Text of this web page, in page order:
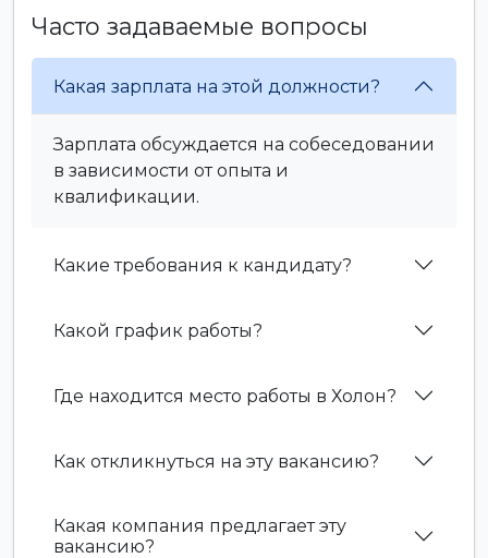
Часто задаваемые вопросы
Какая зарплата на этой должности?
Зарплата обсуждается на собеседовании
в зависимости от опыта и
квалификации.
Какие требования к кандидату?
Какой график работы?
Где находится место работы в Холон?
Как откликнуться на эту вакансию?
Какая компания предлагает эту
вакансию?